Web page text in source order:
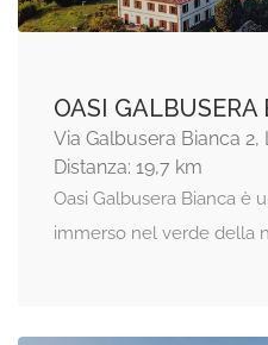
OASI
Via Galbusera Bianca 2,
Distanza: 19,7 km
Oasi Galbusera Bianca è
immerso nel verde della